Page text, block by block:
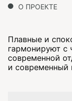
О ПРОЕКТЕ
Плавные и
гармонируют с
современной
и современный